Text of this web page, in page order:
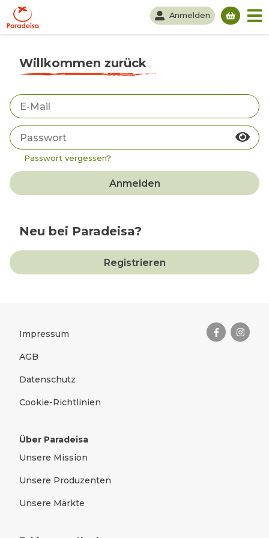
Anmelden
Willkommen zurück
Passwort vergessen?
Anmelden
Neu bei Paradeisa?
Registrieren
Rechtliches
Impressum
AGB
Datenschutz
Cookie-Richtlinien
Über Paradeisa
Unsere Mission
Unsere Produzenten
Unsere Märkte